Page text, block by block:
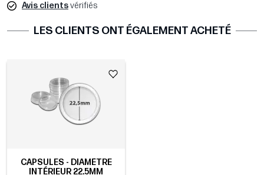
Avis clientsvérifiés
LES CLIENTS ONT ÉGALEMENT ACHETÉ
CAPSULES - DIAMÈTRE
INTÉRIEUR 22.5MM